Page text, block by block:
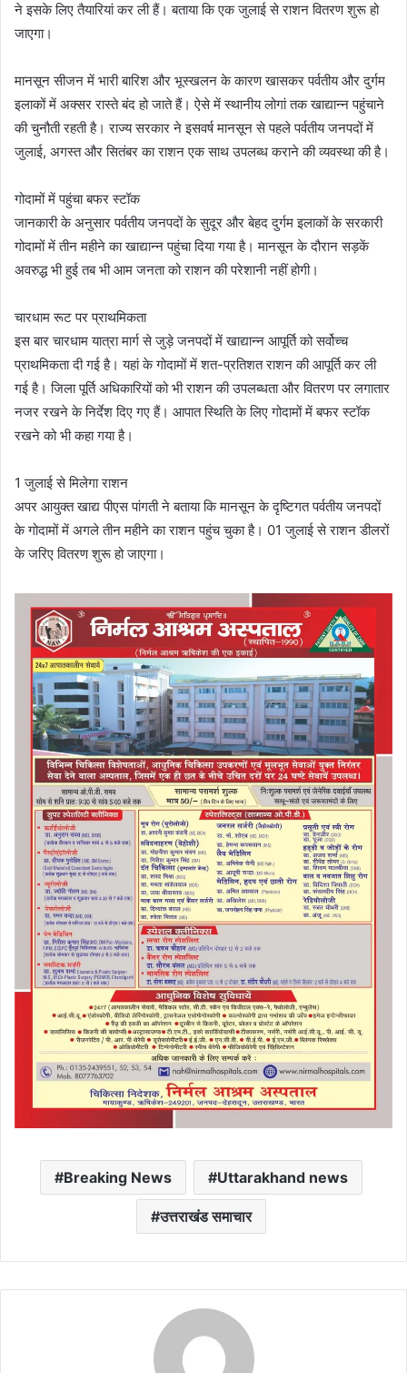
ने इसके लिए तैयारियां कर ली हैं। बताया कि एक जुलाई से राशन वितरण शुरू हो
जाएगा।
मानसून सीजन में भारी बारिश और भूस्खलन के कारण खासकर पर्वतीय और दुर्गम
इलाकों में अक्सर रास्ते बंद हो जाते हैं। ऐसे में स्थानीय लोगां तक खाद्यान्न पहुंचाने
की चुनौती रहती है। राज्य सरकार ने इसवर्ष मानसून से पहले पर्वतीय जनपदों में
जुलाई, अगस्त और सितंबर का राशन एक साथ उपलब्ध कराने की व्यवस्था की है।
गोदामों में पहुंचा बफर स्टॉक
जानकारी के अनुसार पर्वतीय जनपदों के सुदूर और बेहद दुर्गम इलाकों के सरकारी
गोदामों में तीन महीने का खाद्यान्न पहुंचा दिया गया है। मानसून के दौरान सड़कें
अवरुद्ध भी हुई तब भी आम जनता को राशन की परेशानी नहीं होगी।
चारधाम रूट पर प्राथमिकता
इस बार चारधाम यात्रा मार्ग से जुड़े जनपदों में खाद्यान्न आपूर्ति को सर्वोच्च
प्राथमिकता दी गई है। यहां के गोदामों में शत-प्रतिशत राशन की आपूर्ति कर ली
गई है। जिला पूर्ति अधिकारियों को भी राशन की उपलब्धता और वितरण पर लगातार
नजर रखने के निर्देश दिए गए हैं। आपात स्थिति के लिए गोदामों में बफर स्टॉक
रखने को भी कहा गया है।
1 जुलाई से मिलेगा राशन
अपर आयुक्त खाद्य पीएस पांगती ने बताया कि मानसून के दृष्टिगत पर्वतीय जनपदों
के गोदामों में अगले तीन महीने का राशन पहुंच चुका है। 01 जुलाई से राशन डीलरों
के जरिए वितरण शुरू हो जाएगा।
Breaking News Uttarakhand news
उत्तराखंड समाचार